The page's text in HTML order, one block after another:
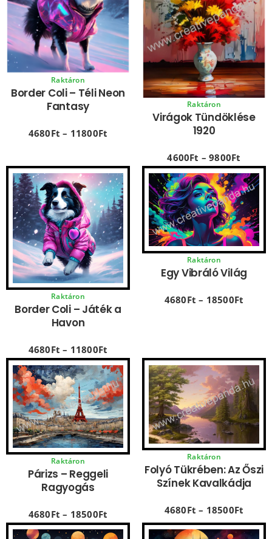
Raktáron
Border Coli – Téli Neon
Fantasy
4680Ft – 11800Ft
Raktáron
Virágok Tündöklése
1920
4600Ft –9800Ft
Raktáron
Border Coli – Játék a
Havon
4680Ft – 11800Ft
Raktáron
Egy Vibráló Világ
4680Ft – 18500Ft
Raktáron
Párizs – Reggeli
Ragyogás
4680Ft – 18500Ft
Raktáron
Folyó Tükrében: Az Őszi
Színek Kavalkádja
4680Ft – 18500Ft